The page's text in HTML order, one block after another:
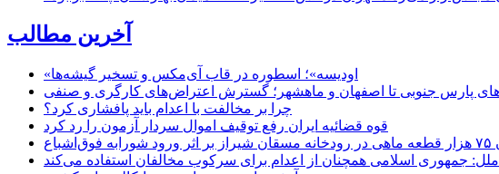
آخرین مطالب
«اودیسه»؛ اسطوره در قاب آی‌مکس و تسخیر گیشه‌ها
پارس جنوبی تا اصفهان و ماهشهر؛ گسترش اعتراض‌های کارگری و صنفی
چرا بر مخالفت با اعدام باید پافشاری کرد؟
قوه قضائیه ایران رفع توقیف اموال سردار آزمون را رد کرد
جمهوری اسلامی همچنان از اعدام برای سرکوب مخالفان استفاده می‌کند